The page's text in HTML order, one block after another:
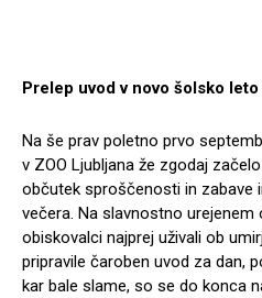
Prelep uvod v novo šolsko leto
Na še prav poletno prvo
v ZOO Ljubljana že zgodaj
občutek sproščenosti in zabave
večera. Na slavnostno urejenem
obiskovalci najprej uživali ob
pripravile čaroben uvod za dan,
kar bale slame, so se do konca